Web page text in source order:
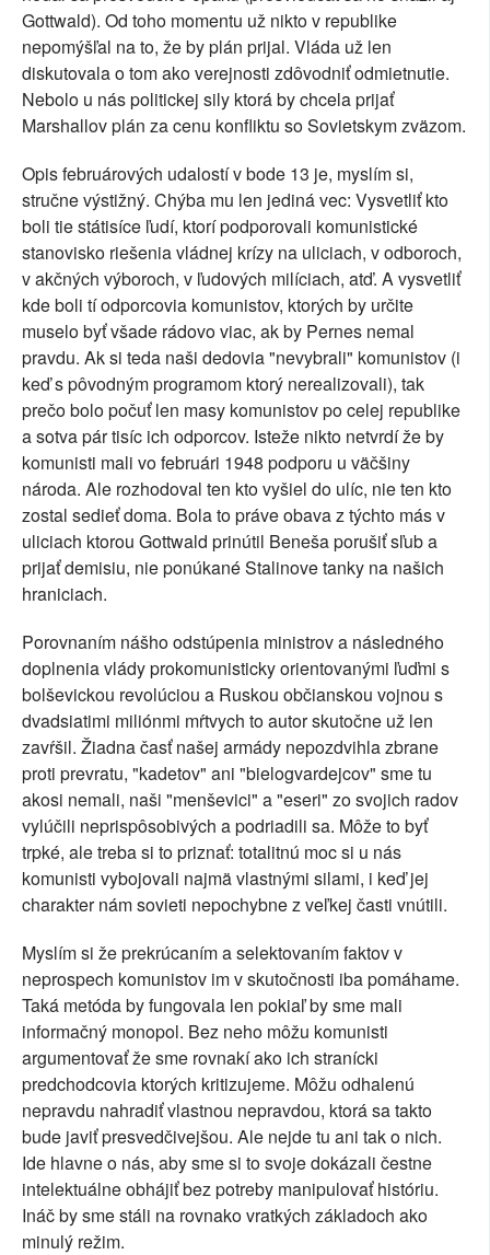
Gottwald). Od toho momentu už nikto v republike
nepomýšľal na to, že by plán prijal. Vláda už len
diskutovala o tom ako verejnosti zdôvodniť odmietnutie.
Nebolo u nás politickej sily ktorá by chcela prijať
Marshallov plán za cenu konfliktu so Sovietskym zväzom.
Opis februárových udalostí v bode 13 je, myslím si,
stručne výstižný. Chýba mu len jediná vec: Vysvetliť kto
boli tie státisíce ľudí, ktorí podporovali komunistické
stanovisko riešenia vládnej krízy na uliciach, v odboroch,
v akčných výboroch, v ľudových milíciach, atď. A vysvetliť
kde boli tí odporcovia komunistov, ktorých by určite
muselo byť všade rádovo viac, ak by Pernes nemal
pravdu. Ak si teda naši dedovia "nevybrali" komunistov (i
keď s pôvodným programom ktorý nerealizovali), tak
prečo bolo počuť len masy komunistov po celej republike
a sotva pár tisíc ich odporcov. Isteže nikto netvrdí že by
komunisti mali vo februári 1948 podporu u väčšiny
národa. Ale rozhodoval ten kto vyšiel do ulíc, nie ten kto
zostal sedieť doma. Bola to práve obava z týchto más v
uliciach ktorou Gottwald prinútil Beneša porušiť sľub a
prijať demisiu, nie ponúkané Stalinove tanky na našich
hraniciach.
Porovnaním nášho odstúpenia ministrov a následného
doplnenia vlády prokomunisticky orientovanými ľuďmi s
bolševickou revolúciou a Ruskou občianskou vojnou s
dvadsiatimi miliónmi mŕtvych to autor skutočne už len
zavŕšil. Žiadna časť našej armády nepozdvihla zbrane
proti prevratu, "kadetov" ani "bielogvardejcov" sme tu
akosi nemali, naši "menševici" a "eseri" zo svojich radov
vylúčili neprispôsobivých a podriadili sa. Môže to byť
trpké, ale treba si to priznať: totalitnú moc si u nás
komunisti vybojovali najmä vlastnými silami, i keď jej
charakter nám sovieti nepochybne z veľkej časti vnútili.
Myslím si že prekrúcaním a selektovaním faktov v
neprospech komunistov im v skutočnosti iba pomáhame.
Taká metóda by fungovala len pokiaľ by sme mali
informačný monopol. Bez neho môžu komunisti
argumentovať že sme rovnakí ako ich stranícki
predchodcovia ktorých kritizujeme. Môžu odhalenú
nepravdu nahradiť vlastnou nepravdou, ktorá sa takto
bude javiť presvedčivejšou. Ale nejde tu ani tak o nich.
Ide hlavne o nás, aby sme si to svoje dokázali čestne
intelektuálne obhájiť bez potreby manipulovať históriu.
Ináč by sme stáli na rovnako vratkých základoch ako
minulý režim.